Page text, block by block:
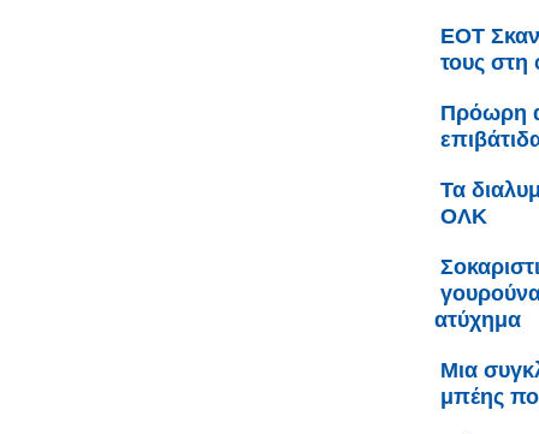
ΕΟΤ
τους στη
Πρόωρη
Τα
ΟΛΚ
ατύχημα
Μια
μπέης